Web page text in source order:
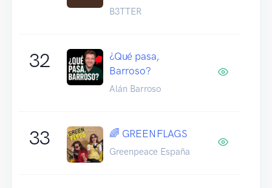
B3TTER
32
¿Qué pasa,
Barroso?
Alán Barroso
33 🌈 GREENFLAGS
Greenpeace España